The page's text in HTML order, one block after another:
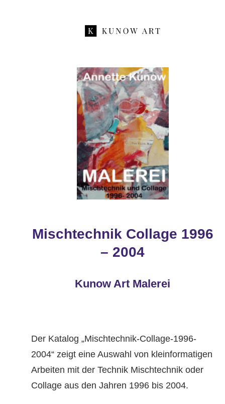
Mischtechnik Collage 1996
– 2004
Kunow Art Malerei
Der Katalog „Mischtechnik-Collage-1996-
2004“ zeigt eine Auswahl von kleinformatigen
Arbeiten mit der Technik Mischtechnik oder
Collage aus den Jahren 1996 bis 2004.